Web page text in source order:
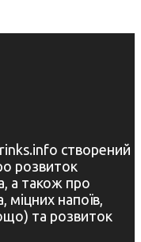
створений
розвиток
а також про
міцних напоїв,
та розвиток